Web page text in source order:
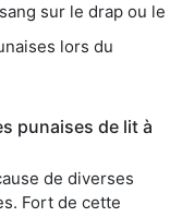
sur le drap ou le
lors du
punaises de lit à
de diverses
Fort de cette